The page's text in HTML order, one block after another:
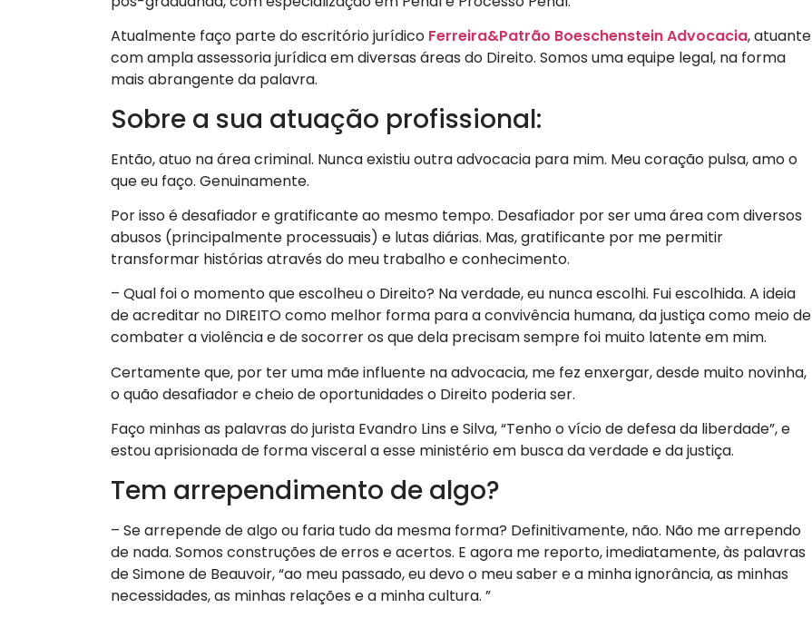
Atualmente faço parte do escritório jurídico Ferreira&Patrão Boeschenstein Advocacia, atuante
com ampla assessoria jurídica em diversas áreas do Direito. Somos uma equipe legal, na forma
mais abrangente da palavra.
Sobre a sua atuação profissional:
Então, atuo na área criminal. Nunca existiu outra advocacia para mim. Meu coração pulsa, amo o
que eu faço. Genuinamente.
Por isso é desafiador e gratificante ao mesmo tempo. Desafiador por ser uma área com diversos
abusos (principalmente processuais) e lutas diárias. Mas, gratificante por me permitir
transformar histórias através do meu trabalho e conhecimento.
– Qual foi o momento que escolheu o Direito? Na verdade, eu nunca escolhi. Fui escolhida. A ideia
de acreditar no DIREITO como melhor forma para a convivência humana, da justiça como meio de
combater a violência e de socorrer os que dela precisam sempre foi muito latente em mim.
Certamente que, por ter uma mãe influente na advocacia, me fez enxergar, desde muito novinha,
o quão desafiador e cheio de oportunidades o Direito poderia ser.
Faço minhas as palavras do jurista Evandro Lins e Silva, “Tenho o vício de defesa da liberdade”, e
estou aprisionada de forma visceral a esse ministério em busca da verdade e da justiça.
Tem arrependimento de algo?
– Se arrepende de algo ou faria tudo da mesma forma? Definitivamente, não. Não me arrependo
de nada. Somos construções de erros e acertos. E agora me reporto, imediatamente, às palavras
de Simone de Beauvoir, “ao meu passado, eu devo o meu saber e a minha ignorância, as minhas
necessidades, as minhas relações e a minha cultura. ”